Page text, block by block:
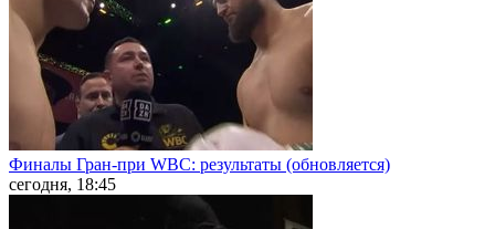
Финалы Гран-при WBC: результаты (обновляется)
сегодня, 18:45